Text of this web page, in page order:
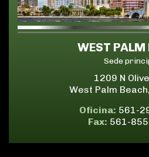
WEST PALM
Sede
1209 N
West Palm
Oficina: 561-
Fax: 561-